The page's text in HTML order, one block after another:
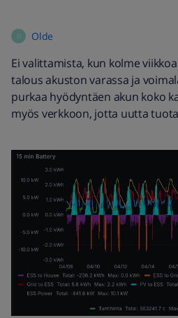
O Olde
Ei valittamista, kun kolme
talous akuston varassa ja
purkaa hyödyntäen akun koko
myös verkkoon, jotta uutta